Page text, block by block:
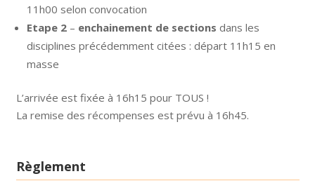
11h00 selon convocation
Etape 2– enchainement de sections dans les
disciplines précédemment citées : départ 11h15 en
masse
L’arrivée est fixée à 16h15 pour TOUS !
La remise des récompenses est prévu à 16h45.
Règlement